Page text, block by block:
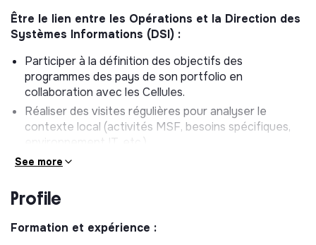
Être le lien entre les Opérations et la Direction des
Systèmes Informations (DSI) :
Participer à la définition des objectifs des
programmes des pays de son portfolio en
collaboration avec les Cellules.
Réaliser des visites régulières pour analyser le
contexte local (activités MSF, besoins spécifiques,
environnement IT, etc.)
Être impliqué dans les projets transverses de la DSI
Partager des informations locales et s’assurer de la
présentes dans les pays de son portfolio.
See more
Profile
Formation et expérience :